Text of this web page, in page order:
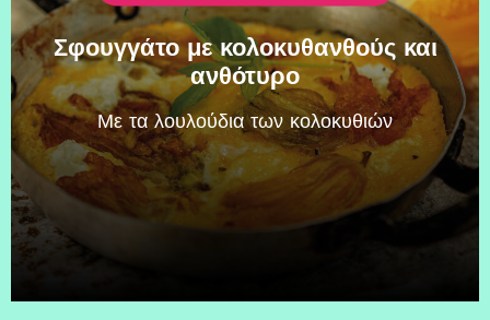
Σφουγγάτο με κολοκυθανθούς και
ανθότυρο
Mε τα λουλούδια των κολοκυθιών